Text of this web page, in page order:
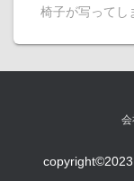
椅子が写ってし